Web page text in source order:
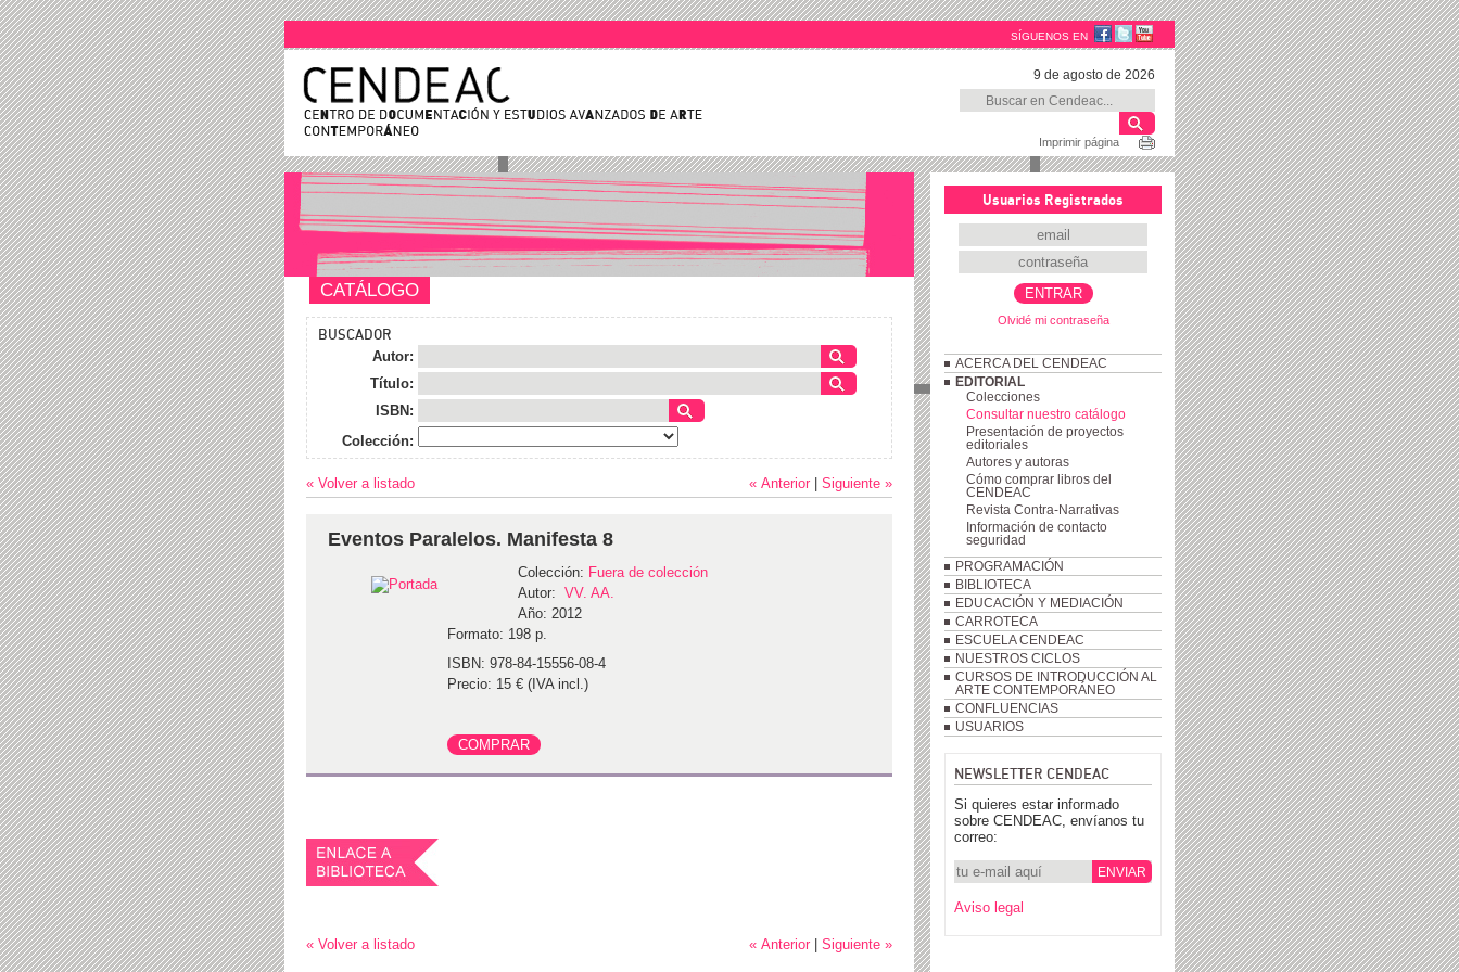
SÍGUENOS EN
9 de agosto de 2026
Imprimir página
Usuarios Registrados
Olvidé mi contraseña
ACERCA DEL CENDEAC
EDITORIAL
Colecciones
Consultar nuestro catálogo
Presentación de proyectos
editoriales
Autores y autoras
Cómo comprar libros del
CENDEAC
Revista Contra-Narrativas
Información de contacto
seguridad
PROGRAMACIÓN
BIBLIOTECA
EDUCACIÓN Y MEDIACIÓN
CARROTECA
ESCUELA CENDEAC
NUESTROS CICLOS
CURSOS DE INTRODUCCIÓN AL
ARTE CONTEMPORÁNEO
CONFLUENCIAS
USUARIOS
NEWSLETTER CENDEAC
Si quieres estar informado
sobre CENDEAC, envíanos tu
correo:
Aviso legal
CATÁLOGO
BUSCADOR
Autor:
Título:
ISBN:
Colección:
« Volver a listado Siguiente »
« Anterior
Eventos Paralelos. Manifesta 8
Colección: Fuera de colección
Autor: VV. AA.
Año: 2012
Formato: 198 p.
ISBN: 978-84-15556-08-4
Precio: 15 € (IVA incl.)
« Volver a listado Siguiente »
« Anterior